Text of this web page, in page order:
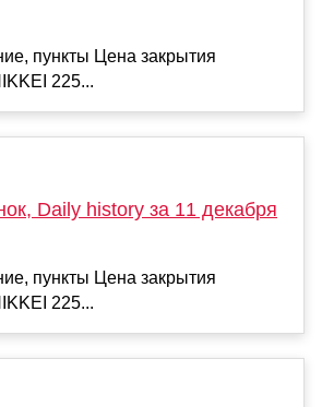
пункты Цена закрытия
225...
Daily history за 11 декабря
пункты Цена закрытия
225...